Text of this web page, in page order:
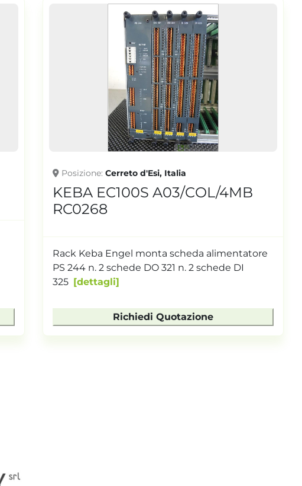
Posizione Cerreto d'Esi, Italia
KEBA EC100S A03/COL/4MB
RC0268
Rack Keba Engel monta scheda alimentatore
PS 244 n. 2 schede DO 321 n. 2 schede DI
325
dettagli
Richiedi Quotazione